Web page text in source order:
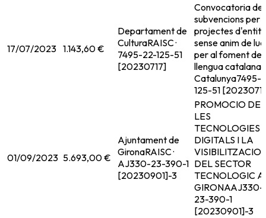
17/07/2023 1.143,60 €
Departament de
CulturaRAISC ·
7495-22-125-51
[20230717]
Convocatoria de
subvencions per
projectes
sense anim de
per al foment de
llengua catalana
Catalunya7495-
125-51
01/09/2023 5.693,00 €
Ajuntament de
GironaRAISC ·
AJ330-23-390-1
[20230901]-3
PROMOCIO DE
LES
TECNOLOGIES
DIGITALS I LA
VISIBILITZACIO
DEL SECTOR
TECNOLOGIC A
GIRONAAJ330-
23-390-1
[20230901]-3